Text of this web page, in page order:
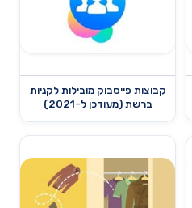
קבוצות פייסבוק מובילות לקניות
ברשת (מעודכן ל-2021)